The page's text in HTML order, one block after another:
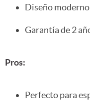
Diseño
Garantía de 2
Pros:
Perfecto para